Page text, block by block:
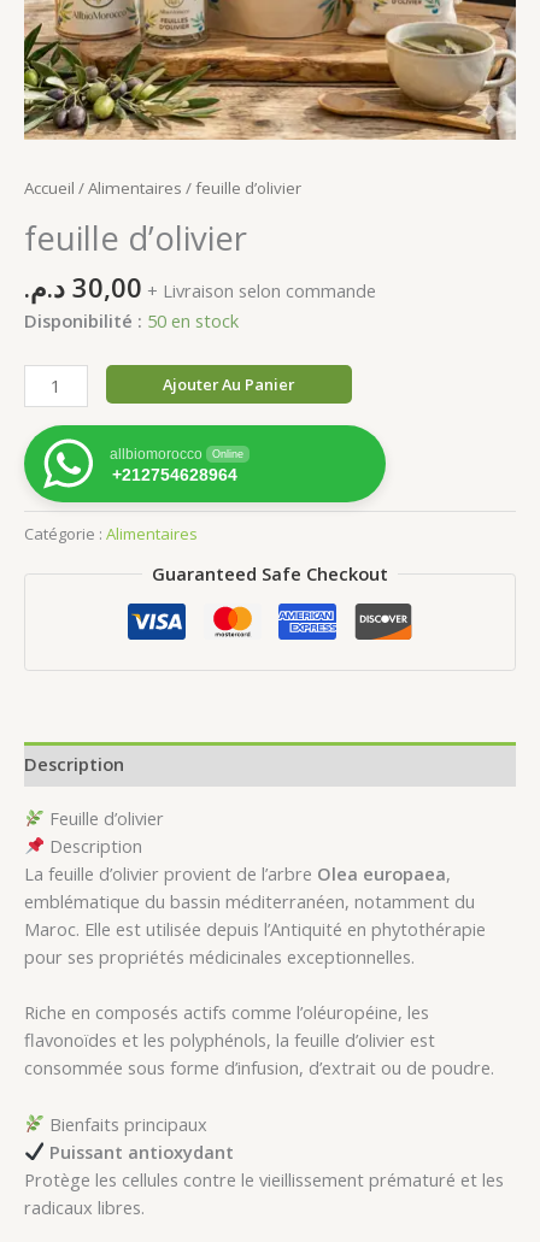
Accueil /Alimentaires / feuille d’olivier
feuille d’olivier
30,00 د.م.
+ Livraison selon commande
Disponibilité : 50 en stock
quantité
de
feuille
d'olivier
Ajouter Au Panier
allbiomorocco Online
+212754628964
Catégorie : Alimentaires
Guaranteed Safe Checkout
Description
Feuille d’olivier
Description
La feuille d’olivier provient de l’arbre Olea europaea,
emblématique du bassin méditerranéen, notamment du
Maroc. Elle est utilisée depuis l’Antiquité en phytothérapie
pour ses propriétés médicinales exceptionnelles.
Riche en composés actifs comme l’oléuropéine, les
flavonoïdes et les polyphénols, la feuille d’olivier est
consommée sous forme d’infusion, d’extrait ou de poudre.
Bienfaits principaux
Puissant antioxydant
Protège les cellules contre le vieillissement prématuré et les
radicaux libres.